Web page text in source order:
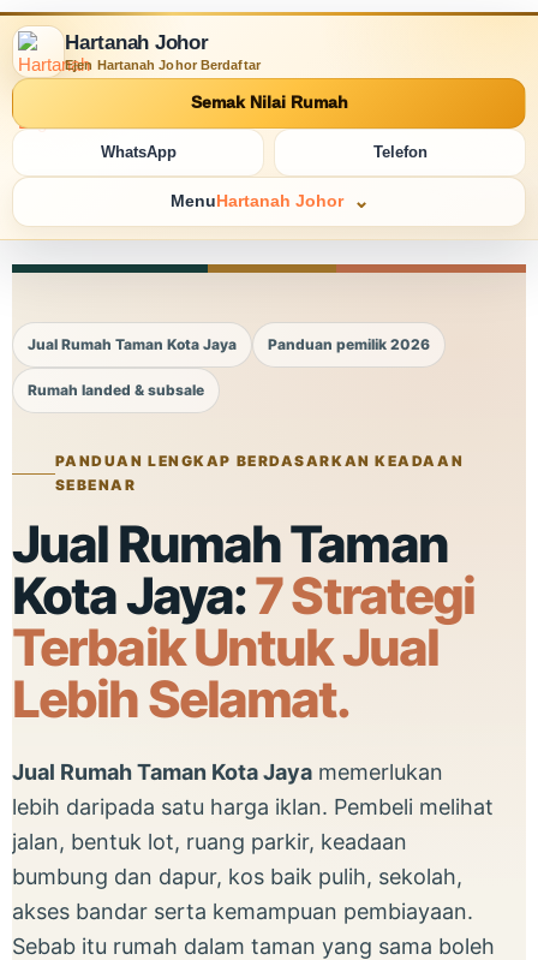
Hartanah Johor
Ejen Hartanah Johor Berdaftar
Semak Nilai Rumah
WhatsApp Telefon
Menu Hartanah Johor
Jual Rumah Taman Kota Jaya Panduan pemilik 2026
Rumah landed & subsale
PANDUAN LENGKAP BERDASARKAN KEADAAN
SEBENAR
Jual Rumah Taman
Kota Jaya:7 Strategi
Terbaik Untuk Jual
Lebih Selamat.
Jual Rumah Taman Kota Jaya memerlukan
lebih daripada satu harga iklan. Pembeli melihat
jalan, bentuk lot, ruang parkir, keadaan
bumbung dan dapur, kos baik pulih, sekolah,
akses bandar serta kemampuan pembiayaan.
Sebab itu rumah dalam taman yang sama boleh